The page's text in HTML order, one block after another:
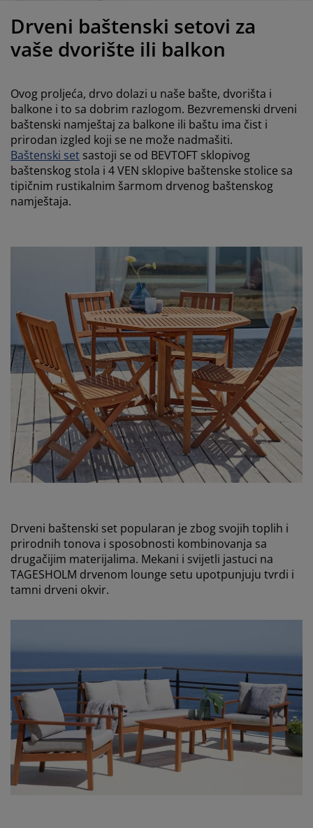
kreveta sa spremnikom
madraci
kreveti
namještaja
rasvjeta
potrepštine
Drveni baštenski setovi za
vaše dvorište ili balkon
Ovog proljeća, drvo dolazi u naše bašte, dvorišta i
balkone i to sa dobrim razlogom. Bezvremenski drveni
baštenski namještaj za balkone ili baštu ima čist i
prirodan izgled koji se ne može nadmašiti.
Baštenski set sastoji se od BEVTOFT sklopivog
baštenskog stola i 4 VEN sklopive baštenske stolice sa
tipičnim rustikalnim šarmom drvenog baštenskog
namještaja.
Drveni baštenski set popularan je zbog svojih toplih i
prirodnih tonova i sposobnosti kombinovanja sa
drugačijim materijalima. Mekani i svijetli jastuci na
TAGESHOLM drvenom lounge setu upotpunjuju tvrdi i
tamni drveni okvir.